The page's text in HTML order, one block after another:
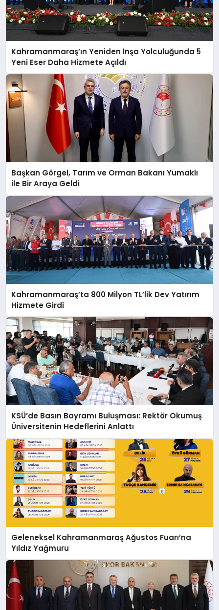
Kahramanmaraş’ın Yeniden İnşa Yolculuğunda 5
Yeni Eser Daha Hizmete Açıldı
Başkan Görgel, Tarım ve Orman Bakanı Yumaklı
ile Bir Araya Geldi
Kahramanmaraş’ta 800 Milyon TL’lik Dev Yatırım
Hizmete Girdi
KSÜ’de Basın Bayramı Buluşması: Rektör Okumuş
Üniversitenin Hedeflerini Anlattı
Geleneksel Kahramanmaraş Ağustos Fuarı’na
Yıldız Yağmuru